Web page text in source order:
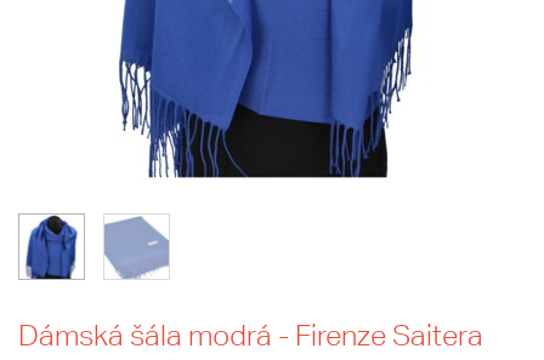
Dámská šála modrá - Firenze Saitera